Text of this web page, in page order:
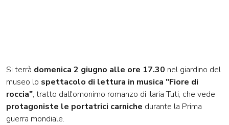
Si terrà domenica 2 giugno alle ore 17.30 nel giardino del
museo lo spettacolo di lettura in musica "Fiore di
roccia", tratto dall'omonimo romanzo di Ilaria Tuti, che vede
protagoniste le portatrici carniche durante la Prima
guerra mondiale.